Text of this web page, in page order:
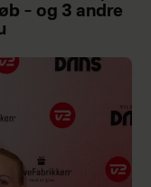
– og 3 andre